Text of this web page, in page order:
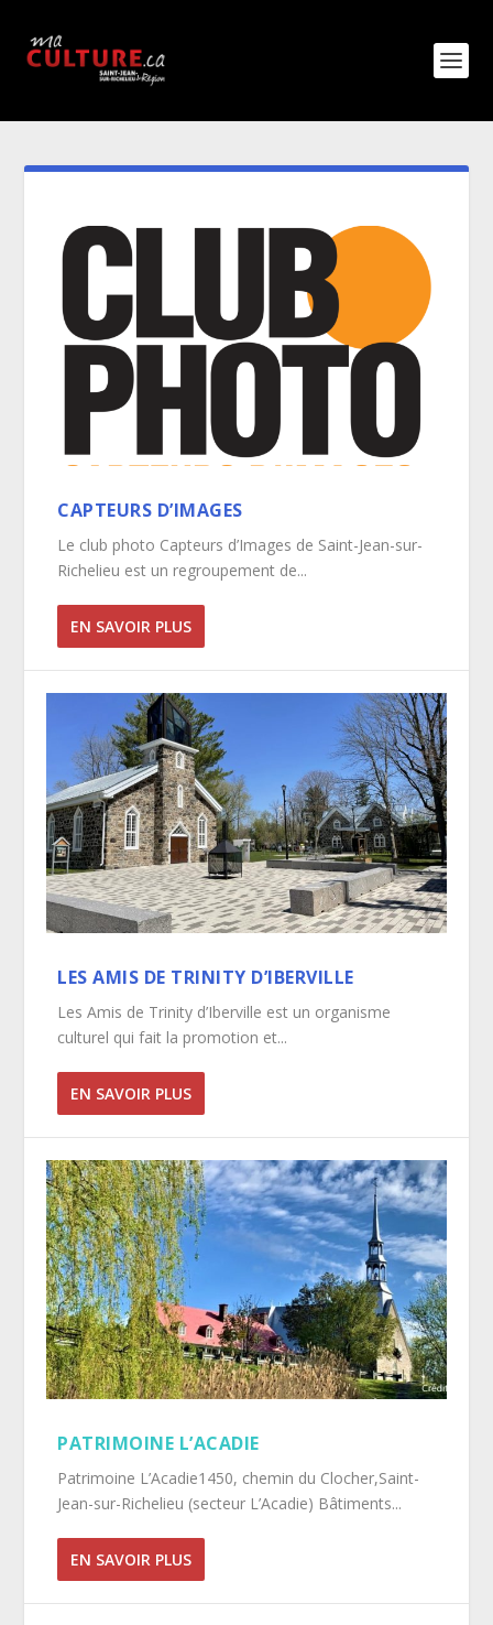
CAPTEURS D’IMAGES
Le club photo Capteurs d’Images de Saint-Jean-sur-
Richelieu est un regroupement de...
EN SAVOIR PLUS
LES AMIS DE TRINITY D’IBERVILLE
Les Amis de Trinity d’Iberville est un organisme
culturel qui fait la promotion et...
EN SAVOIR PLUS
PATRIMOINE L’ACADIE
Patrimoine L’Acadie1450, chemin du Clocher,Saint-
Jean-sur-Richelieu (secteur L’Acadie) Bâtiments...
EN SAVOIR PLUS